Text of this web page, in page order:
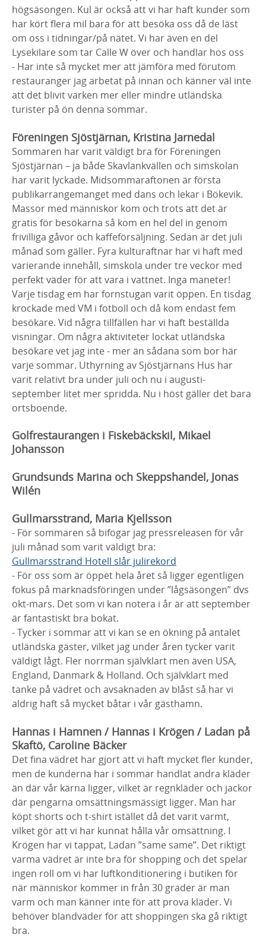
högsäsongen. Kul är också att vi har haft kunder som
har kört flera mil bara för att besöka oss då de läst
om oss i tidningar/på nätet. Vi har även en del
Lysekilare som tar Calle W över och handlar hos oss
- Har inte så mycket mer att jämföra med förutom
restauranger jag arbetat på innan och känner väl inte
att det blivit varken mer eller mindre utländska
turister på ön denna sommar.
Föreningen Sjöstjärnan, Kristina Jarnedal
Sommaren har varit väldigt bra för Föreningen
Sjöstjärnan – ja både Skavlankvällen och simskolan
har varit lyckade. Midsommaraftonen är första
publikarrangemanget med dans och lekar i Bökevik.
Massor med människor kom och trots att det är
gratis för besökarna så kom en hel del in genom
frivilliga gåvor och kaffeförsäljning. Sedan är det juli
månad som gäller. Fyra kulturaftnar har vi haft med
varierande innehåll, simskola under tre veckor med
perfekt väder för att vara i vattnet. Inga maneter!
Varje tisdag em har fornstugan varit öppen. En tisdag
krockade med VM i fotboll och då kom endast fem
besökare. Vid några tillfällen har vi haft beställda
visningar. Om några aktiviteter lockat utländska
besökare vet jag inte - mer än sådana som bor här
varje sommar. Uthyrning av Sjöstjärnans Hus har
varit relativt bra under juli och nu i augusti-
september litet mer spridda. Nu i höst gäller det bara
ortsboende.
Golfrestaurangen i Fiskebäckskil, Mikael
Johansson
Grundsunds Marina och Skeppshandel, Jonas
Wilén
Gullmarsstrand, Maria Kjellsson
- För sommaren så bifogar jag pressreleasen för vår
juli månad som varit väldigt bra:
Gullmarsstrand Hotell slår julirekord
- För oss som är öppet hela året så ligger egentligen
fokus på marknadsföringen under ”lågsäsongen” dvs
okt-mars. Det som vi kan notera i år är att september
är fantastiskt bra bokat.
- Tycker i sommar att vi kan se en ökning på antalet
utländska gäster, vilket jag under åren tycker varit
väldigt lågt. Fler norrmän självklart men även USA,
England, Danmark & Holland. Och självklart med
tanke på vädret och avsaknaden av blåst så har vi
aldrig haft så mycket båtar i vår gästhamn.
Hannas i Hamnen / Hannas i Krögen / Ladan på
Skaftö, Caroline Bäcker
Det fina vädret har gjort att vi haft mycket fler kunder,
men de kunderna har i sommar handlat andra kläder
än där vår kärna ligger, vilket är regnkläder och jackor
där pengarna omsättningsmässigt ligger. Man har
köpt shorts och t-shirt istället då det varit varmt,
vilket gör att vi har kunnat hålla vår omsättning. I
Krögen har vi tappat, Ladan ”same same”. Det riktigt
varma vädret är inte bra för shopping och det spelar
ingen roll om vi har luftkonditionering i butiken för
när människor kommer in från 30 grader är man
varm och man känner inte för att prova kläder. Vi
behöver blandväder för att shoppingen ska gå riktigt
bra.